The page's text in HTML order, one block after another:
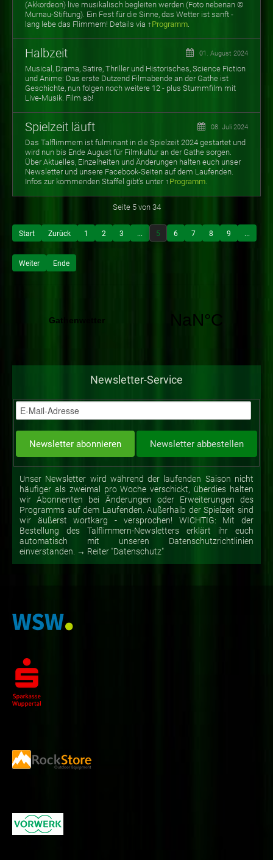
(Akkordeon) live musikalisch begleiten werden (Foto nebenan ©
Murnau-Stiftung). Ein Fest für die Sinne, das Wetter ist sanft -
lang lebe das Flimmern! Details via ↑ Programm.
Halbzeit 01. August 2024
Musical, Drama, Satire, Thriller und Historisches, Science Fiction
und Anime: Das erste Dutzend Filmabende an der Gathe ist
Geschichte, nun folgen noch weitere 12 - plus Stummfilm mit
Live-Musik. Film ab!
Spielzeit läuft 08. Juli 2024
Das Talflimmern ist fulminant in die Spielzeit 2024 gestartet und
wird nun bis Ende August für Filmkultur an der Gathe sorgen.
Über Aktuelles, Einzelheiten und Änderungen halten euch unser
Newsletter und unsere Facebook-Seiten auf dem Laufenden.
Infos zurkommenden Staffel gibt's unter ↑ Programm.
Seite 5 von 34
Start Zurück 1 2 3 ... 5 6 7 8 9 ...
Weiter Ende
Newsletter-Service
Unser Newsletter wird während der laufenden Saison nicht
häufiger als zweimal pro Woche verschickt, überdies halten
wir Abonnenten bei Änderungen oder Erweiterungen des
Programms auf dem Laufenden. Außerhalb der Spielzeit sind
wir äußerst wortkarg - versprochen! WICHTIG: Mit der
Bestellung des Talflimmern-Newsletters erklärt ihr euch
automatisch mit unseren Datenschutzrichtlinien
einverstanden. → Reiter "Datenschutz"